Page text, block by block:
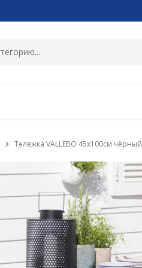
Тележка VALLEBO 45x100см чёрный